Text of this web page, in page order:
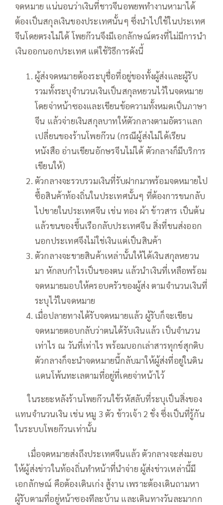
จดหมาย แน่นอนว่าเงินที่ชาวจีนอพยพทำงานหามาได้
ต้องเป็นสกุลเงินของประเทศนั้นๆ ซึ่งนำไปใช้ในประเทศ
จีนโดยตรงไม่ได้ โพยก๊วนจึงมีเอกลักษณ์ตรงที่ไม่มีการนำ
เงินออกนอกประเทศ แต่ใช้วิธีการดังนี้
ผู้ส่งจดหมายต้องระบุชื่อที่อยู่ของทั้งผู้ส่งและผู้รับ
รวมทั้งระบุจำนวนเงินเป็นสกุลหยวนไว้ในจดหมาย
โดยจ่าหน้าซองและเขียนข้อความทั้งหมดเป็นภาษา
จีน แล้วจ่ายเงินสกุลบาทให้ตัวกลางตามอัตราแลก
เปลี่ยนของร้านโพยก๊วน (กรณีผู้ส่งไม่ได้เรียน
หนังสือ อ่านเขียนอักษรจีนไม่ได้ ตัวกลางก็มีบริการ
เขียนให้)
ตัวกลางจะรวบรวมเงินที่รับฝากมาพร้อมจดหมายไป
ซื้อสินค้าท้องถิ่นในประเทศนั้นๆ ที่ต้องการขนกลับ
ไปขายในประเทศจีน เช่น ทอง ผ้า ข้าวสาร เป็นต้น
แล้วขนของขึ้นเรือกลับประเทศจีน สิ่งที่ขนส่งออก
นอกประเทศจึงไม่ใช่เงินแต่เป็นสินค้า
ตัวกลางจะขายสินค้าเหล่านั้นให้ได้เงินสกุลหยวน
มา หักลบกำไรเป็นของตน แล้วนำเงินที่เหลือพร้อม
จดหมายมอบให้ครอบครัวของผู้ส่ง ตามจำนวนเงินที่
ระบุไว้ในจดหมาย
เมื่อปลายทางได้รับจดหมายแล้ว ผู้รับก็จะเขียน
จดหมายตอบกลับว่าตนได้รับเงินแล้ว เป็นจำนวน
เท่าไร ณ วันที่เท่าไร พร้อมบอกเล่าสารทุกข์สุกดิบ
ตัวกลางก็จะนำจดหมายนี้กลับมาให้ผู้ส่งที่อยู่ในดิน
แดนโพ้นทะเลตามที่อยู่ที่เคยจ่าหน้าไว้
—–ในระยะหลังร้านโพยก๊วนใช้รหัสลับที่ระบุเป็นสิ่งของ
แทนจำนวนเงิน เช่น หมู 3 ตัว ข้าวเจ้า 2 ชั่ง ซึ่งเป็นที่รู้กัน
ในระบบโพยก๊วนเท่านั้น
เมื่อจดหมายส่งถึงประเทศจีนแล้ว ตัวกลางจะส่งมอบ
ให้ผู้ส่งข่าวในท้องถิ่นทำหน้าที่นำจ่าย ผู้ส่งข่าวเหล่านี้มี
เอกลักษณ์ คือต้องเดินเก่ง สู้งาน เพราะต้องเดินถามหา
ผู้รับตามที่อยู่หน้าซองทีละบ้าน และเดินทางวันละมากก